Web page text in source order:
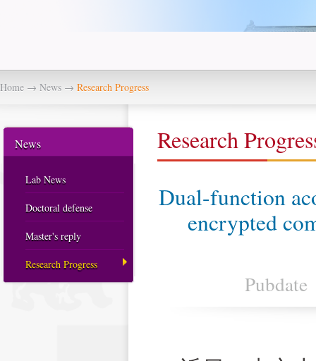
Home → News → Research Progress
News
Lab News
Doctoral defense
Master's reply
Research Progress
Research
Dual-function
encrypted
Pubdate